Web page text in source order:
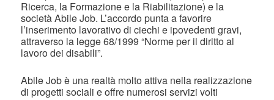
Ricerca, la Formazione e la Riabilitazione) e la
società Abile Job. L’accordo punta a favorire
l’inserimento lavorativo di ciechi e ipovedenti gravi,
attraverso la legge 68/1999 “Norme per il diritto al
lavoro dei disabili”.
Abile Job è una realtà molto attiva nella realizzazione
di progetti sociali e offre numerosi servizi volti